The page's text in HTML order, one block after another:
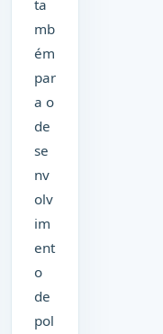
ta
mb
ém
par
a o
de
se
nv
olv
im
ent
o
de
pol